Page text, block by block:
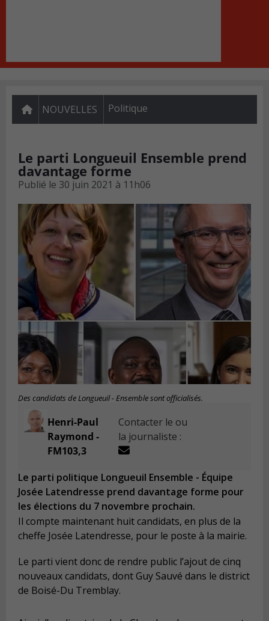
NOUVELLES Politique
Le parti Longueuil Ensemble prend
davantage forme
Publié le 30 juin 2021 à 11h06
Des candidats de Longueuil - Ensemble sont officialisés.
Henri-Paul
Raymond -
FM103,3
Contacter le ou
la journaliste :
Le parti politique Longueuil Ensemble - Équipe
Josée Latendresse prend davantage forme pour
les élections du 7 novembre prochain.
Il compte maintenant huit candidats, en plus de la
cheffe Josée Latendresse, pour le poste à la mairie.
Le parti vient donc de rendre public l’ajout de cinq
nouveaux candidats, dont Guy Sauvé dans le district
de Boisé-Du Tremblay.